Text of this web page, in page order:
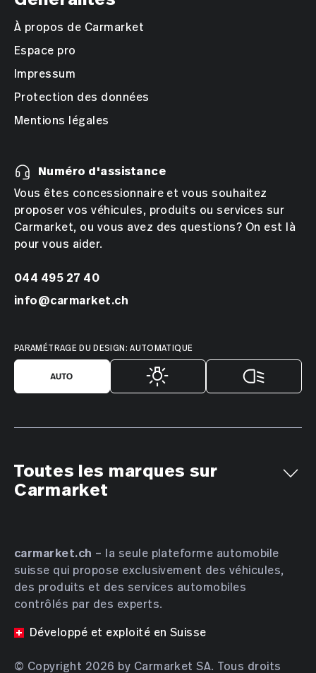
Verkaufsberater Opel, KIA, Suzuki,
Mitsubishi, Leapmotor, Zeekr
Appeler
Courriel
Steven John Mullings
À propos de Carmarket
Espace pro
Impressum
Protection des données
Mentions légales
Numéro d'assistance
Vous êtes concessionnaire et vous souhaitez
proposer vos véhicules, produits ou services sur
Carmarket, ou vous avez des questions? On est là
pour vous aider.
044 495 27 40
info@carmarket.ch
PARAMÉTRAGE DU DESIGN: AUTOMATIQUE
Toutes les marques sur
Carmarket
Aston Martin
Audi Bentley BMW
Bucher
Bugatti
BYD Cadillac Chevrolet
Chrysler
Citroën
Cupra Dacia Daewoo
Daihatsu
Farizon
Ferrari Fiat Ford GAC
Genesis
Honda HONGQI Hyundai INEOS
carmarket.ch – la seule plateforme automobile
suisse qui propose exclusivement des véhicules,
des produits et des services automobiles
contrôlés par des experts.
Développé et exploité en Suisse
© Copyright 2026 by Carmarket SA. Tous droits